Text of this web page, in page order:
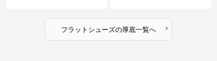
フラットシューズの厚底一覧へ ›